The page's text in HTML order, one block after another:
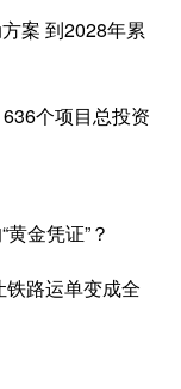
案 到2028年累
个项目总投资
金凭证”？
路运单变成全